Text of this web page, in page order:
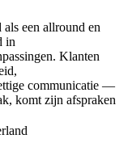
een allround en
in
Klanten
communicatie —
komt zijn afspraken